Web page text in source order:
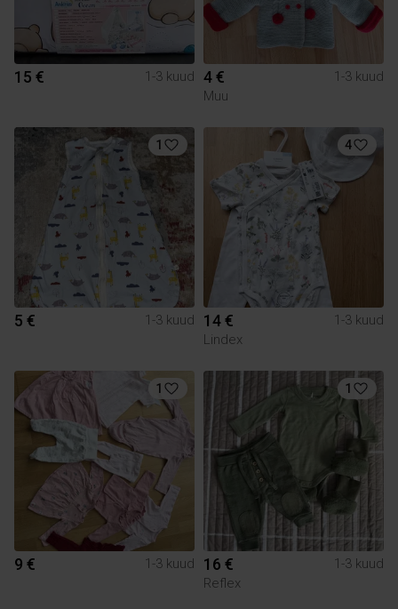
15 € 1-3 kuud 4 €
1-3 kuud
Muu
1
5 € 1-3 kuud
4
14 €
1-3 kuud
Lindex
1
9 € 1-3 kuud
1
16 €
1-3 kuud
Reflex